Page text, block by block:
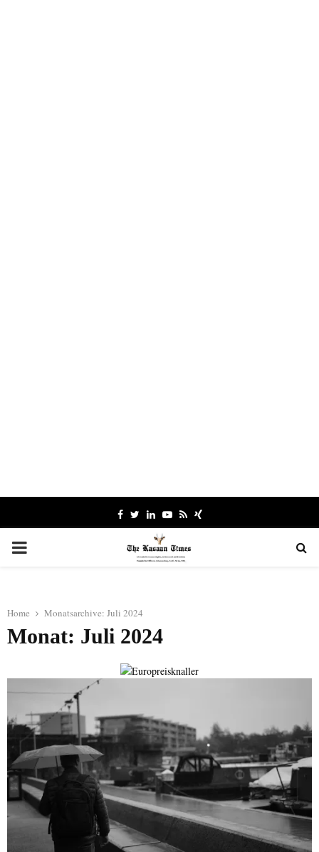
Facebook
TwitterLinkedinYoutube
RssXing
PRIMARY
Home Monatsarchive: Juli 2024
Monat: Juli 2024